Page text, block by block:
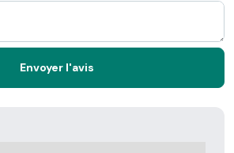
Envoyer l'avis